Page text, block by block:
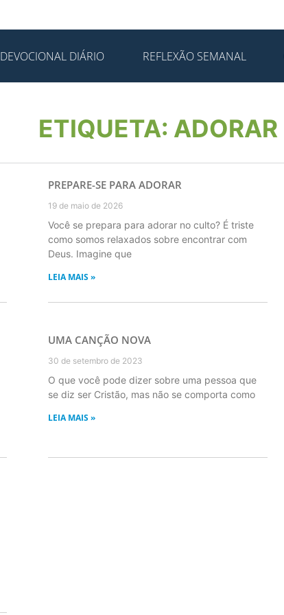
DEVOCIONAL DIÁRIO REFLEXÃO SEMANAL
ETIQUETA: ADORAR
PREPARE-SE PARA ADORAR
19 de maio de 2026
Você se prepara para adorar no culto? É triste
como somos relaxados sobre encontrar com
Deus. Imagine que
LEIA MAIS »
UMA CANÇÃO NOVA
30 de setembro de 2023
O que você pode dizer sobre uma pessoa que
se diz ser Cristão, mas não se comporta como
LEIA MAIS »